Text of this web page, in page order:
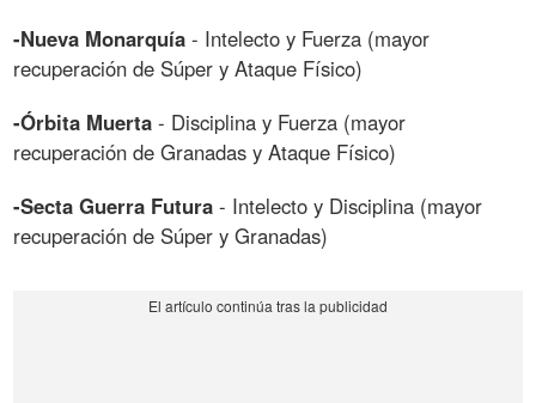
-Nueva Monarquía - Intelecto y Fuerza (mayor
recuperación de Súper y Ataque Físico)
-Órbita Muerta - Disciplina y Fuerza (mayor
recuperación de Granadas y Ataque Físico)
-Secta Guerra Futura - Intelecto y Disciplina (mayor
recuperación de Súper y Granadas)